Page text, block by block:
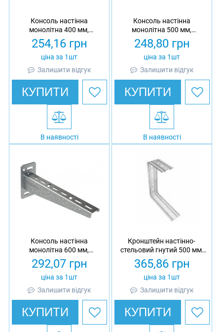
Консоль настінна
монолітна 400 мм,
товщина 2 мм,
оцинкована, Eurotray
254,16грн
ціна за 1шт
Залишити відгук
КУПИТИ
В наявності
Консоль настінна
монолітна 500 мм,
товщина 2 мм,
оцинкована, Eurotray
248,80грн
ціна за 1шт
Залишити відгук
КУПИТИ
В наявності
Консоль настінна
монолітна 600 мм,
товщина 2 мм,
оцинкована, Eurotray
292,07грн
ціна за 1шт
Залишити відгук
КУПИТИ
Кронштейн настінно-
стельовий гнутий 500 мм,
товщина 2 мм,
гарячеоцинкований,
Eurotray
365,86грн
ціна за 1шт
Залишити відгук
КУПИТИ